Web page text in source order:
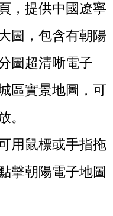
，提供中國遼寧
圖，包含有朝陽
圖超清晰電子
區實景地圖，可
。
用鼠標或手指拖
擊朝陽電子地圖